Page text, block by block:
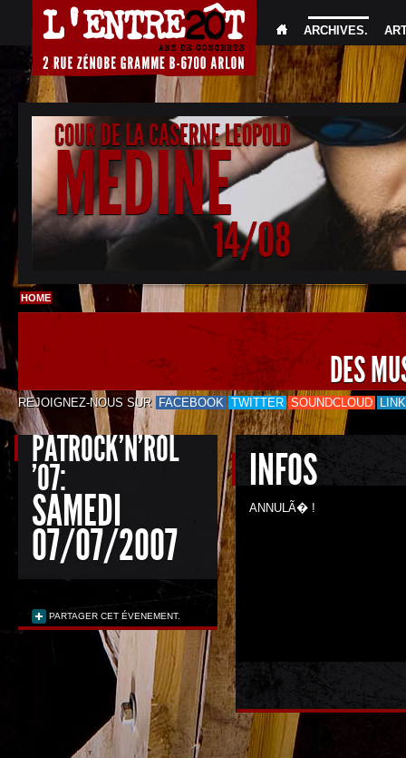
ARCHIVES.
COUR DE LA CASERNE LEOPOLD
MEDINE
14/08
HOME
DES
REJOIGNEZ-NOUS SUR FACEBOOK TWITTER SOUNDCLOUD
PATROCK'N'ROL
'07:
SAMEDI
07/07/2007
PARTAGER CET ÉVENEMENT.
INFOS
ANNULÃ� !